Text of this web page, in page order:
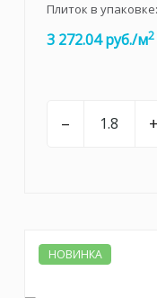
Плиток в упаковке:
3 272.04 руб./м2
– +
НОВИНКА